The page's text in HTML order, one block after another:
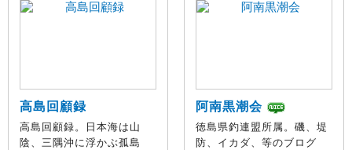
高島回顧録
高島回顧録。日本海は山
陰、三隅沖に浮かぶ孤島
阿南黒潮会
徳島県釣連盟所属。磯、堤
防、イカダ、等のブログ